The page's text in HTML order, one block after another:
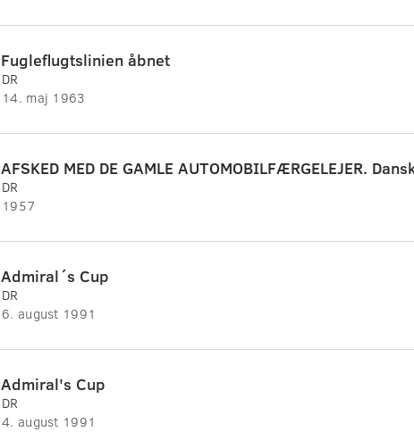
Fugleflugtslinien åbnet
DR
14. maj 1963
AFSKED MED DE GAMLE AUTOMOBILFÆRGELEJER.
DR
1957
Admiral´s Cup
DR
6. august 1991
Admiral's Cup
DR
4. august 1991